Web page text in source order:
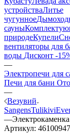
устройстваЛитье
чугунное
сауны
природеКупели
вентиляторы для
воды Дисконт -
—
Электропечи для
Печи для бани
—
Везувий
SangensTulikivi
—
Артикул: